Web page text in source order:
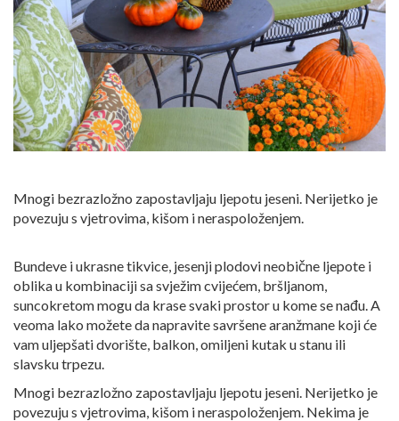
Mnogi bezrazložno zapostavljaju ljepotu jeseni. Nerijetko je
povezuju s vjetrovima, kišom i neraspoloženjem.
Bundeve i ukrasne tikvice, jesenji plodovi neobične ljepote i
oblika u kombinaciji sa svježim cvijećem, bršljanom,
suncokretom mogu da krase svaki prostor u kome se nađu. A
veoma lako možete da napravite savršene aranžmane koji će
vam uljepšati dvorište, balkon, omiljeni kutak u stanu ili
slavsku trpezu.
Mnogi bezrazložno zapostavljaju ljepotu jeseni. Nerijetko je
povezuju s vjetrovima, kišom i neraspoloženjem. Nekima je